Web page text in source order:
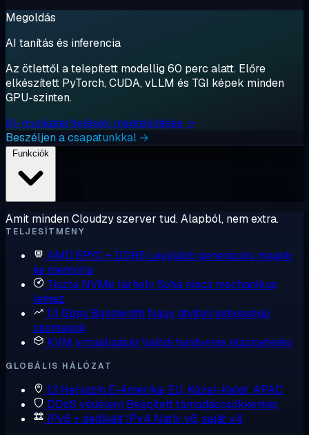
Megoldás
AI tanítás és inferencia
Az ötlettől a telepített modellig 60 perc alatt. Előre
elkészített PyTorch, CUDA, vLLM és TGI képek minden
GPU-szinten.
AI-munkaterhelések megtekintése →
Beszéljen a csapatunkkal →
Amit minden Cloudzy szerver tud. Alapból, nem extra.
TELJESÍTMÉNY
AMD EPYC + DDR5 Legújabb generációs magok
és memória
Tiszta NVMe tárhelySoha nincs mechanikus
lemez
10 Gbps Bandwidth Nagy átviteli sebességű
csomagok
KVM virtualizáció Valódi hardveres elszigetelés
GLOBÁLIS HÁLÓZAT
13 Helyszín É-Amerika, EU, Közel-Kelet, APAC
DDoS védelem Beépített támadáscsökkentés
IPv6 + dedikált IPv4 Natív v6, saját v4